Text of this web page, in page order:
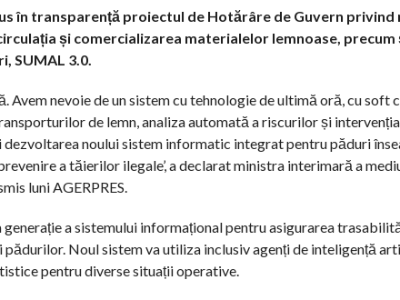
în transparență proiectul de Hotărâre de Guvern privind
și comercializarea materialelor lemnoase,
SUMAL 3.0.
Avem nevoie de un sistem cu tehnologie de ultimă oră, cu soft
de lemn, analiza automată a riscurilor și
noului sistem informatic integrat pentru păduri
a tăierilor ilegale’, a declarat ministra interimară a
luni AGERPRES.
a sistemului informațional pentru asigurarea
Noul sistem va utiliza inclusiv agenți de inteligență
pentru diverse situații operative.